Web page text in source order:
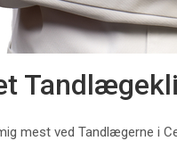
mest ved Tandlægerne i